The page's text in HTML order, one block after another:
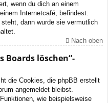
wenn du dich an einem
Internetcafé, befindest.
dann wurde sie vermutlich
Nach oben
Boards löschen“-
die Cookies, die phpBB erstellt
angemeldet bleibst.
wie beispielsweise